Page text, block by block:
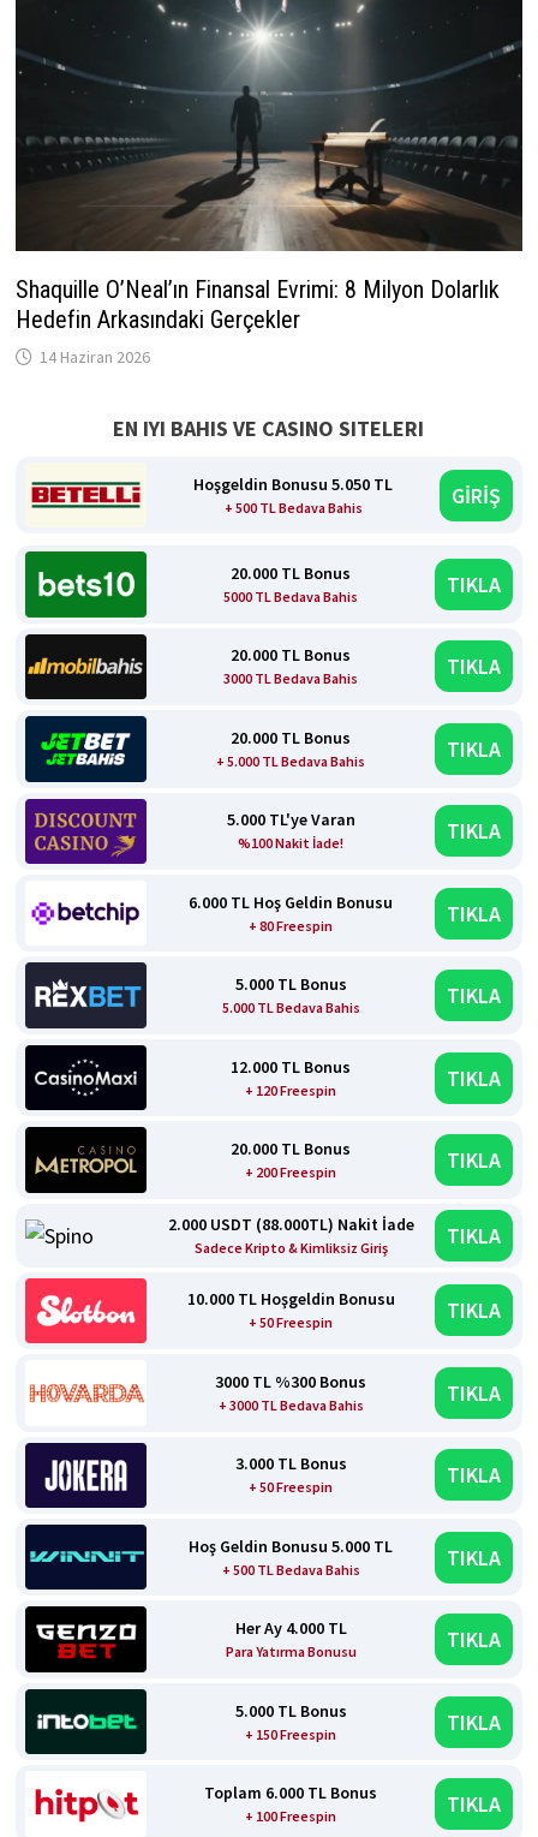
Shaquille O’Neal’ın Finansal Evrimi: 8 Milyon Dolarlık
Hedefin Arkasındaki Gerçekler
14 Haziran 2026
EN IYI BAHIS VE CASINO SITELERI
Hoşgeldin Bonusu 5.050 TL
+ 500 TL Bedava Bahis GİRİŞ
20.000 TL Bonus
5000 TL Bedava Bahis TIKLA
20.000 TL Bonus
3000 TL Bedava Bahis TIKLA
20.000 TL Bonus
+ 5.000 TL Bedava Bahis TIKLA
5.000 TL'ye Varan
%100 Nakit İade! TIKLA
6.000 TL Hoş Geldin Bonusu
+ 80 Freespin TIKLA
5.000 TL Bonus
5.000 TL Bedava Bahis TIKLA
12.000 TL Bonus
+ 120 Freespin TIKLA
20.000 TL Bonus
+ 200 Freespin TIKLA
2.000 USDT (88.000TL) Nakit İade
Sadece Kripto & Kimliksiz Giriş TIKLA
10.000 TL Hoşgeldin Bonusu
+ 50 Freespin TIKLA
3000 TL %300 Bonus
+ 3000 TL Bedava Bahis TIKLA
3.000 TL Bonus
+ 50 Freespin TIKLA
Hoş Geldin Bonusu 5.000 TL
+ 500 TL Bedava Bahis TIKLA
Her Ay 4.000 TL
Para Yatırma Bonusu TIKLA
5.000 TL Bonus
+ 150 Freespin TIKLA
Toplam 6.000 TL Bonus
+ 100 Freespin TIKLA